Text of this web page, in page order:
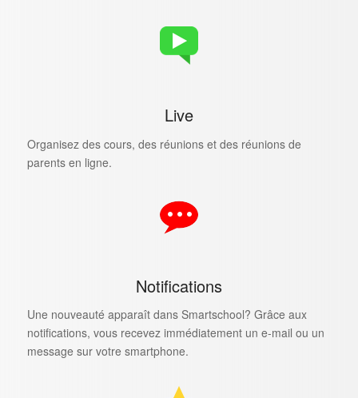
Live
Organisez des cours, des réunions et des réunions de
parents en ligne.
Notifications
Une nouveauté apparaît dans Smartschool? Grâce aux
notifications, vous recevez immédiatement un e-mail ou un
message sur votre smartphone.